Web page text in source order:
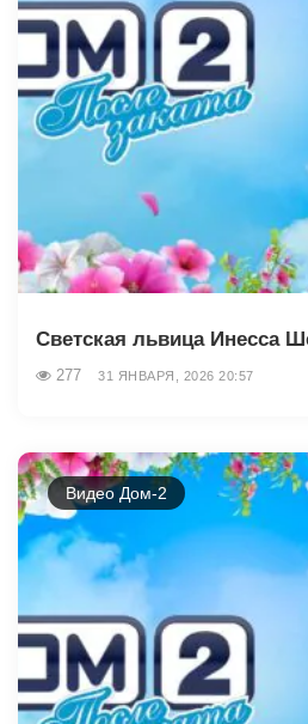
Светская львица Инесса
277 31 ЯНВАРЯ, 2026 20:57
Видео Дом-2